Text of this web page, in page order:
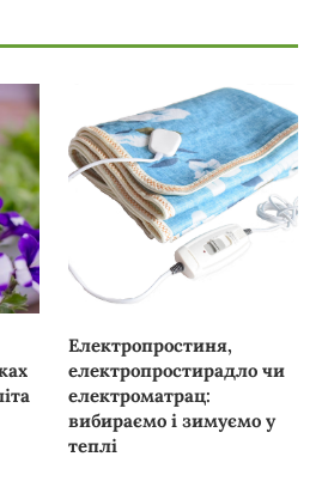
Електропростиня,
електропростирадло чи
електроматрац:
вибираємо і зимуємо у
теплі